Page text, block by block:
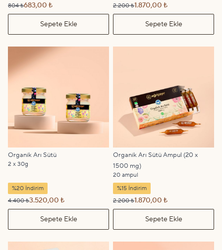
804 ₺683,00 ₺
Sepete Ekle
2.200 ₺1.870,00 ₺
Sepete Ekle
Organik Arı Sütü
2 x 30g
%20 İndirim
4.400 ₺3.520,00 ₺
Sepete Ekle
Organik Arı Sütü Ampul (20 x
1500 mg)
20 ampul
%15 İndirim
2.200 ₺1.870,00 ₺
Sepete Ekle